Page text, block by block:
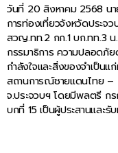
วันที่ 20 สิงหาคม 2568 นา
การท่องเที่ยวจังหวัดประ
สวญ.ทท.2 กก.1 บก.ทท.3
กรรมาธิการ ความปลอดภั
กำลังใจและสิ่งของจำเป็นแ
สถานการณ์ชายแดนไทย –
จ.ประจวบฯ โดยมีพลตรี ก
บกที่ 15 เป็นผู้ประสานและ